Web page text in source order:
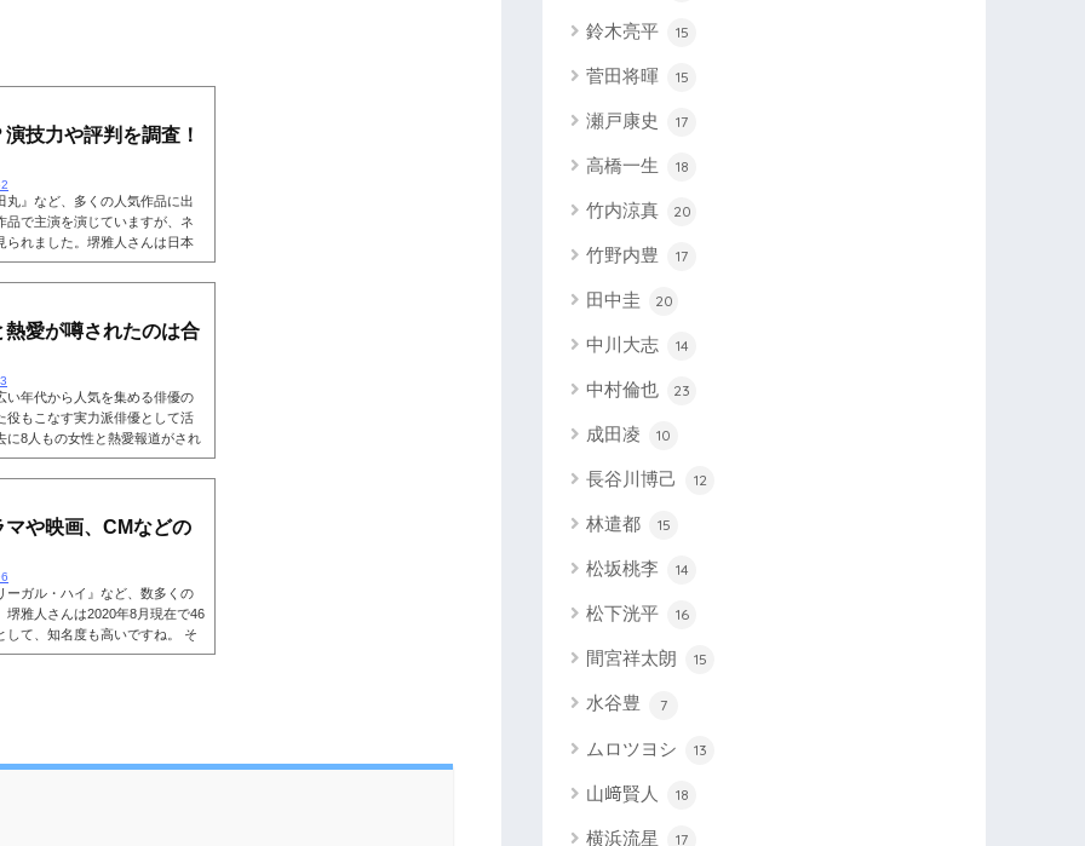
技力や評判を調査！
丸』など、多くの人気作品に出
品で主演を演じていますが、ネ
られました。堺雅人さんは日本
では下手」という声が見られる
の「演技が上手い」との声も見
しようか。そこで、堺雅人さん
愛が噂されたのは合
い年代から人気を集める俳優の
役もこなす実力派俳優として活
に8人もの女性と熱愛報道がされ
結婚し二人の子宝にも恵まれて
穂さんと結婚するまでの、歴代
されたのは合計8人！名前：堺雅
や映画、CMなどの
ーガル・ハイ』など、数多くの
堺雅人さんは2020年8月現在で46
して、知名度も高いですね。 そ
の年収を稼いできたのか気にな
鈴木亮平 15
菅田将暉 15
瀬戸康史 17
高橋一生 18
竹内涼真 20
竹野内豊 17
田中圭 20
中川大志 14
中村倫也 23
成田凌 10
長谷川博己 12
林遣都 15
松坂桃李 14
松下洸平 16
間宮祥太朗 15
水谷豊 7
ムロツヨシ 13
山﨑賢人 18
横浜流星 17